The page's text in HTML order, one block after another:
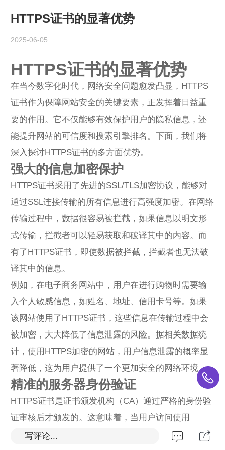
HTTPS证书的显著优势
2025-06-05
HTTPS证书的显著优势
在当今数字化时代，网络安全问题愈发凸显，HTTPS
证书作为保障网站安全的关键要素，正发挥着日益重
要的作用。它不仅能够有效保护用户的隐私信息，还
能提升网站的可信度和搜索引擎排名。下面，我们将
深入探讨HTTPS证书的多方面优势。
强大的信息加密保护
HTTPS证书采用了先进的SSL/TLS加密协议，能够对
通过SSL连接传输的所有信息进行高强度加密。在网络
传输过程中，数据很容易被拦截，如果信息以明文形
式传输，拦截者可以轻易获取和破译其中的内容。而
有了HTTPS证书，即使数据被拦截，拦截者也无法破
译其中的信息。
例如，在电子商务网站中，用户在进行购物时需要输
入个人敏感信息，如姓名、地址、信用卡号等。如果
该网站使用了HTTPS证书，这些信息在传输过程中会
被加密，大大降低了信息泄露的风险。据相关数据统
计，使用HTTPS加密的网站，用户信息泄露的概率显
著降低，这为用户提供了一个更加安全的网络环境。
精准的服务器身份验证
HTTPS证书是证书颁发机构（CA）通过严格的身份验
证审核后才颁发的。这意味着，当用户访问使用
HTTPS证书的网站时，能够确保所访问的服务器是真
写评论...